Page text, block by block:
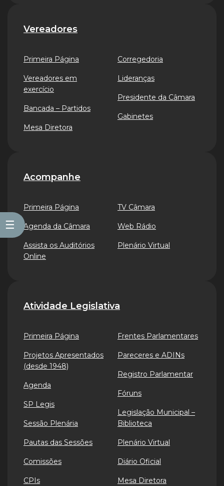
☰
Vereadores
Primeira Página
Vereadores em
exercício
Bancada – Partidos
Mesa Diretora
Corregedoria
Lideranças
Presidente da Câmara
Gabinetes
Acompanhe
Primeira Página
Agenda da Câmara
Assista os Auditórios
Online
TV Câmara
Web Rádio
Plenário Virtual
Atividade Legislativa
Primeira Página
Projetos Apresentados
(desde 1948)
Agenda
SP Legis
Sessão Plenária
Pautas das Sessões
Comissões
CPIs
Frentes Parlamentares
Pareceres e ADINs
Registro Parlamentar
Fóruns
Legislação Municipal –
Biblioteca
Plenário Virtual
Diário Oficial
Mesa Diretora